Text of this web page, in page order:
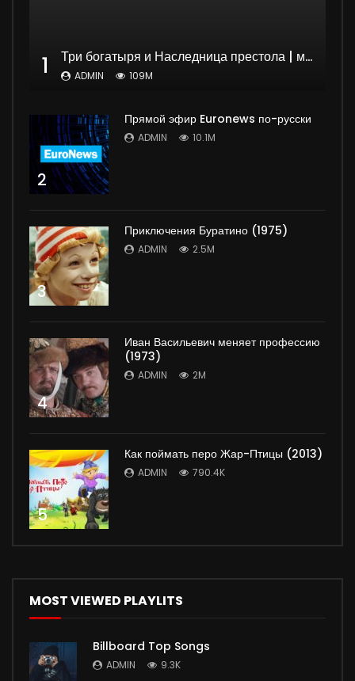
1 Три богатыря и Наследница престола | мультфильм
ADMIN 109M
2
Прямой эфир Euronews по-русски
ADMIN 10.1M
3
Приключения Буратино (1975)
ADMIN 2.5M
4
Иван Васильевич меняет профессию
(1973)
ADMIN 2M
5
Как поймать перо Жар-Птицы (2013)
ADMIN 790.4K
MOST VIEWED PLAYLITS
Billboard Top Songs
ADMIN 9.3K